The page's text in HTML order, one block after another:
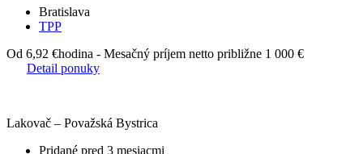
Bratislava
TPP
Od 6,92 €hodina - Mesačný príjem netto približne 1 000 €
Detail ponuky
Lakovač – Považská Bystrica
Pridané pred 3 mesiacmi